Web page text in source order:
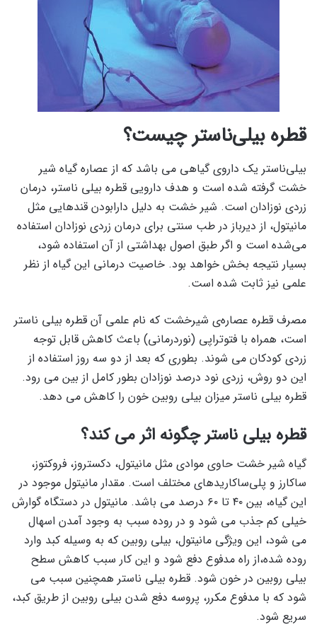
قطره بیلی‌ناستر چیست؟
بیلی‌ناستر یک داروی گیاهی می باشد که از عصاره گیاه شیر
خشت گرفته شده است و هدف دارویی قطره بیلی ناستر، درمان
زردی نوزادان است. شیر خشت به دلیل دارابودن قندهایی مثل
مانیتول، از دیرباز در طب سنتی برای درمان زردی نوزادان استفاده
می‌شده است و اگر طبق اصول بهداشتی از آن استفاده شود،
بسیار نتیجه بخش خواهد بود. خاصیت درمانی این گیاه از نظر
علمی نیز ثابت شده است.
مصرف قطره عصاره‌ی شیرخشت که نام علمی آن قطره بیلی‌ ناستر
است، همراه با فتوتراپی (نوردرمانی) باعث کاهش قابل توجه
زردی کودکان می شوند. بطوری که بعد از دو سه روز استفاده از
این دو روش، زردی نود درصد نوزادان بطور کامل از بین می رود.
قطره بیلی ناستر میزان بیلی روبین خون را کاهش می دهد.
قطره بیلی ناستر چگونه اثر می کند؟
گیاه شیر خشت حاوی موادی مثل مانیتول، دکستروز، فروکتوز،
ساکارز و پلی‌ساکاریدهای مختلف است. مقدار مانیتول موجود در
این گیاه، بین ۴۰ تا ۶۰ درصد می باشد. مانیتول در دستگاه گوارش
خیلی کم جذب می شود و در روده سبب به وجود آمدن اسهال
می شود، این ویژگی مانیتول، بیلی روبین که به وسیله کبد وارد
روده شده،از راه مدفوع دفع شود و این کار سبب کاهش سطح
بیلی روبین در خون شود. قطره بیلی ناستر همچنین سبب می
شود که با مدفوع مکرر، پروسه دفع شدن بیلی روبین از طریق کبد،
سریع شود.